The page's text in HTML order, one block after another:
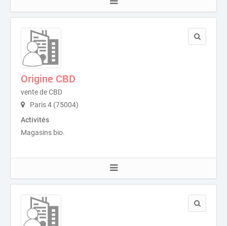
Origine CBD
vente de CBD
Paris 4 (75004)
Activités
Magasins bio.